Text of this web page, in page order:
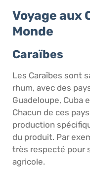
Voyage aux
Monde
Caraïbes
Les Caraïbes sont
rhum, avec des
Guadeloupe, Cuba
Chacun de ces
production
du produit. Par
très respecté pour
agricole.